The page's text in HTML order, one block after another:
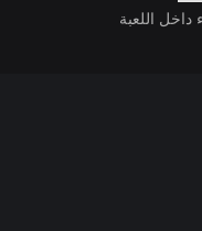
داخل اللعبة